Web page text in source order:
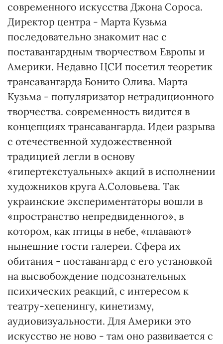
современного искусства Джона Сороса.
Директор центра - Марта Кузьма
последовательно знакомит нас с
поставангардным творчеством Европы и
Америки. Недавно ЦСИ посетил теоретик
трансавангарда Бонито Олива. Марта
Кузьма - популяризатор нетрадиционного
творчества. современность видится в
концепциях трансавангарда. Идеи разрыва
с отечественной художественной
традицией легли в основу
«гипертекстуальных» акций в исполнении
художников круга А.Соловьева. Так
украинские экспериментаторы вошли в
«пространство непредвиденного», в
котором, как птицы в небе, «плавают»
нынешние гости галереи. Сфера их
обитания - поставангард с его установкой
на высвобождение подсознательных
психических реакций, с интересом к
театру-хепенингу, кинетизму,
аудиовизуальности. Для Америки это
искусство не ново - там оно развивается с